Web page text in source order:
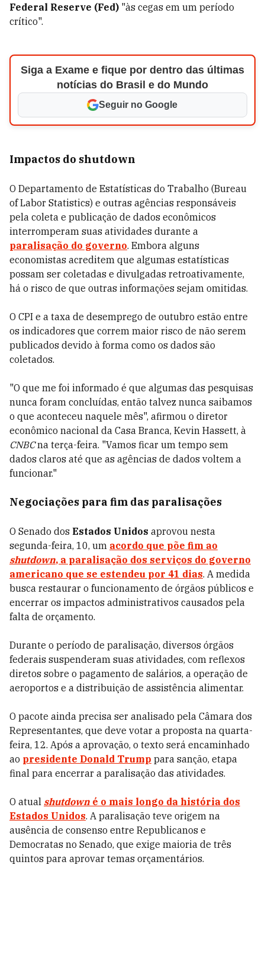
Federal Reserve (Fed) "às cegas em um período
crítico".
Siga a Exame e fique por dentro das últimas
notícias do Brasil e do Mundo
Seguir no Google
Impactos do shutdown
O Departamento de Estatísticas do Trabalho (Bureau
of Labor Statistics) e outras agências responsáveis
pela coleta e publicação de dados econômicos
interromperam suas atividades durante a
paralisação do governo. Embora alguns
economistas acreditem que algumas estatísticas
possam ser coletadas e divulgadas retroativamente,
há o risco de que outras informações sejam omitidas.
O CPI e a taxa de desemprego de outubro estão entre
os indicadores que correm maior risco de não serem
publicados devido à forma como os dados são
coletados.
"O que me foi informado é que algumas das pesquisas
nunca foram concluídas, então talvez nunca saibamos
o que aconteceu naquele mês", afirmou o diretor
econômico nacional da Casa Branca, Kevin Hassett, à
CNBCna terça-feira. "Vamos ficar um tempo sem
dados claros até que as agências de dados voltem a
funcionar."
Negociações para fim das paralisações
O Senado dos Estados Unidos aprovou nesta
segunda-feira, 10, um acordo que põe fim ao
shutdown, a paralisação dos serviços do governo
americano que se estendeu por 41 dias. A medida
busca restaurar o funcionamento de órgãos públicos e
encerrar os impactos administrativos causados pela
falta de orçamento.
Durante o período de paralisação, diversos órgãos
federais suspenderam suas atividades, com reflexos
diretos sobre o pagamento de salários, a operação de
aeroportos e a distribuição de assistência alimentar.
O pacote ainda precisa ser analisado pela Câmara dos
Representantes, que deve votar a proposta na quarta-
feira, 12. Após a aprovação, o texto será encaminhado
ao presidente Donald Trump para sanção, etapa
final para encerrar a paralisação das atividades.
O atual shutdown é o mais longo da história dos
Estados Unidos. A paralisação teve origem na
ausência de consenso entre Republicanos e
Democratas no Senado, que exige maioria de três
quintos para aprovar temas orçamentários.